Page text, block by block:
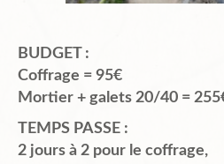
BUDGET :
Coffrage = 95€
Mortier + galets 20/40 =
TEMPS PASSE :
2 jours à 2 pour le coffrage,